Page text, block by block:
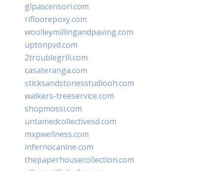
glpascensori.com
rifloorepoxy.com
woolleymillingandpaving.com
uptonpvd.com
2troublegrill.com
casateranga.com
sticksandstonesstudiooh.com
walkers-treeservice.com
shopmossi.com
untamedcollectivesd.com
mxpwellness.com
infernocanine.com
thepaperhousecollection.com